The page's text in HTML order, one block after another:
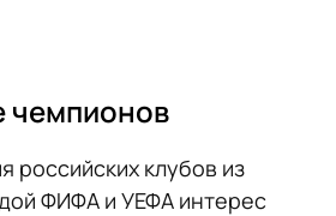
чемпионов
российских клубов из
ФИФА и УЕФА интерес